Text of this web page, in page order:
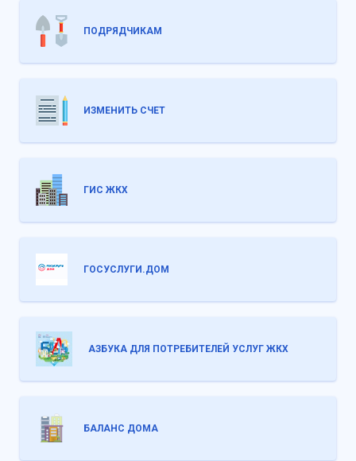
ПОДРЯДЧИКАМ
ИЗМЕНИТЬ СЧЕТ
ГИС ЖКХ
ГОСУСЛУГИ.ДОМ
АЗБУКА ДЛЯ ПОТРЕБИТЕЛЕЙ УСЛУГ ЖКХ
БАЛАНС ДОМА